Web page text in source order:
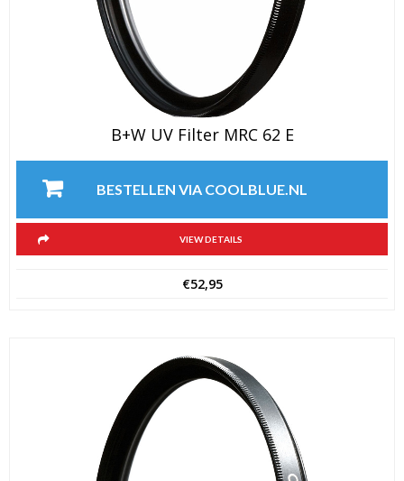
B+W UV Filter MRC 62 E
BESTELLEN VIA COOLBLUE.NL
VIEW DETAILS
€52,95